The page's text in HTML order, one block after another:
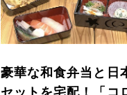
豪華な和食弁当と日